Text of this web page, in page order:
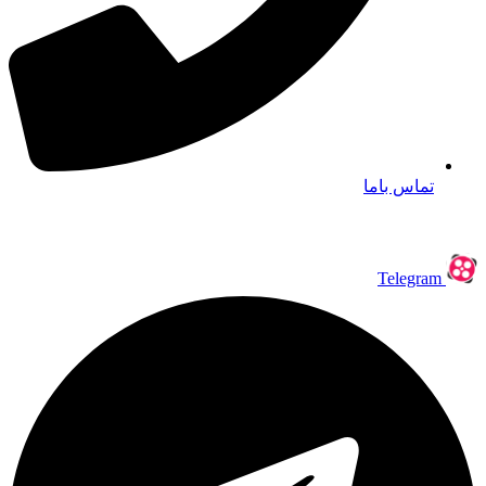
تماس باما
Telegram